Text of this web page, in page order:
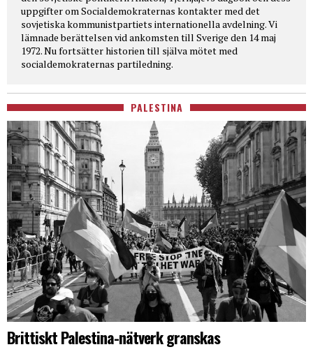
uppgifter om Socialdemokraternas kontakter med det
sovjetiska kommunistpartiets internationella avdelning. Vi
lämnade berättelsen vid ankomsten till Sverige den 14 maj
1972. Nu fortsätter historien till själva mötet med
socialdemokraternas partiledning.
PALESTINA
Brittiskt Palestina-nätverk granskas